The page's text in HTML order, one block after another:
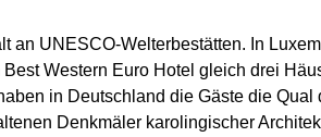
UNESCO-Welterbestätten. In
Western Euro Hotel gleich drei
in Deutschland die Gäste die
Denkmäler karolingischer